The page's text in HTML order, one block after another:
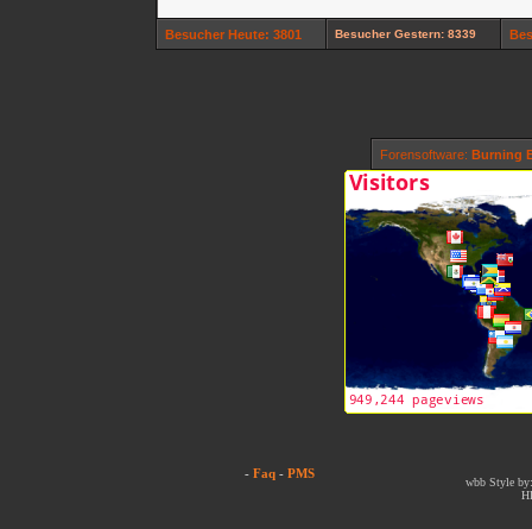
Besucher Heute: 3801 Besucher Gestern: 8339
Forensoftware: Burning
- Faq - PMS
wbb Style